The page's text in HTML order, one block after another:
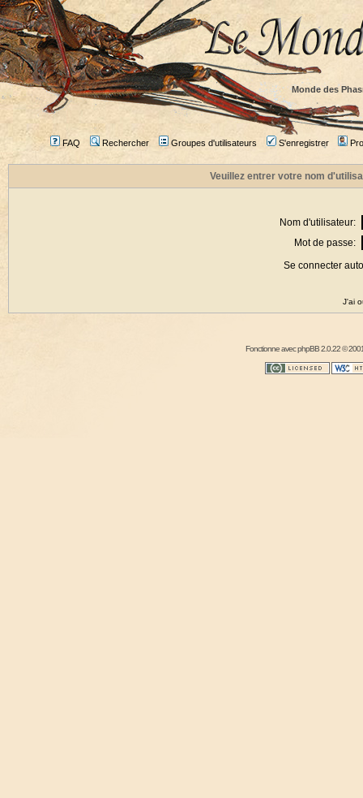
Monde des
FAQ Rechercher Groupes d'utilisateurs S'enregistrer
Veuillez entrer votre nom
Nom d'utilisateur:
Mot de passe:
Se connecter
J'ai
Fonctionne avecphpBB2.0.22 ©